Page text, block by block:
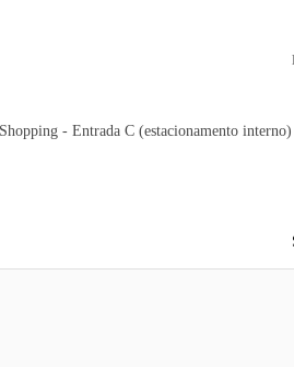
- Entrada C (estacionamento interno)